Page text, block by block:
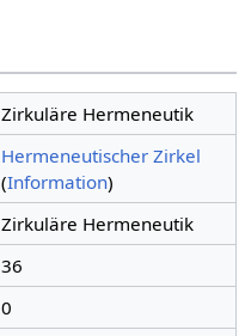
Zirkuläre Hermeneutik
Hermeneutischer Zirkel
(Information)
Zirkuläre Hermeneutik
36
0